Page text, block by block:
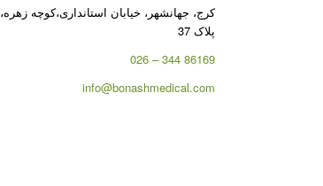
کرج، جهانشهر، خیابان استانداری،کوچه زهره،
پلاک 37
86169 344 – 026
info@bonashmedical.com